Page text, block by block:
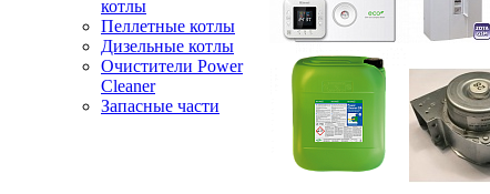
котлы
Пеллетные котлы
Дизельные котлы
Очистители Power
Cleaner
Запасные части